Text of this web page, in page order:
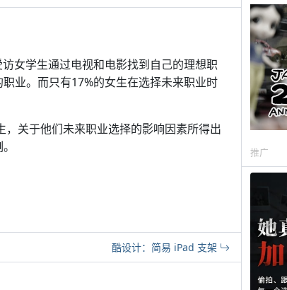
女学生通过电视和电影找到自己的理想职
业。而只有17%的女生在选择未来职业时
关于他们未来职业选择的影响因素所得出
酷设计：简易 iPad 支架
推广